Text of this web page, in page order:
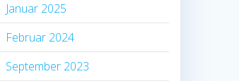
Januar 2025
Februar 2024
September 2023